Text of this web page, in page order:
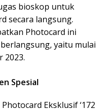
bioskop untuk
secara langsung.
Photocard ini
yaitu mulai
2023.
Spesial
Eksklusif ‘172